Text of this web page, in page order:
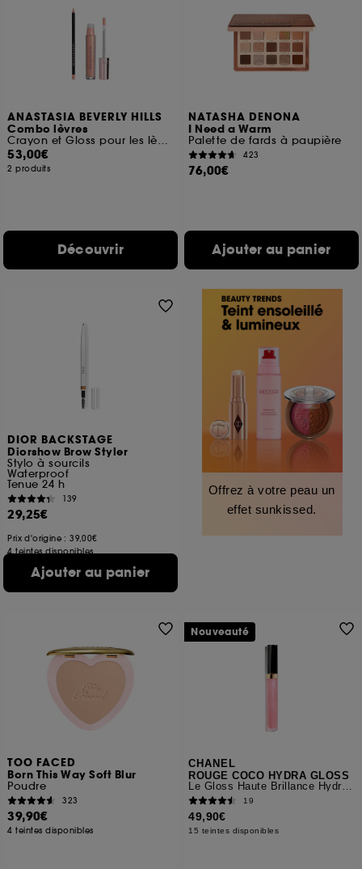
ANASTASIA BEVERLY HILLS
Combo lèvres
Crayon et Gloss pour les lèvres
53,00€
2 produits
Découvrir
NATASHA DENONA
I Need a Warm
Palette de fards à paupière
423
76,00€
Ajouter au panier
DIOR BACKSTAGE
Diorshow Brow Styler
Stylo à sourcils
Waterproof
Tenue 24 h
139
29,25€
Prix d'origine : 39,00€
4 teintes disponibles
Ajouter au panier
Offrez à votre peau un
effet sunkissed.
TOO FACED
Born This Way Soft Blur
Poudre
323
39,90€
4 teintes disponibles
CHANEL
ROUGE COCO HYDRA GLOSS
Le Gloss Haute Brillance Hydratant Et Lissant
19
49,90€
15 teintes disponibles
Nouveauté